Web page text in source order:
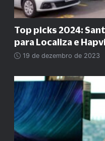
Top picks 2024:
para Localiza e
19 de dezembro de 2023